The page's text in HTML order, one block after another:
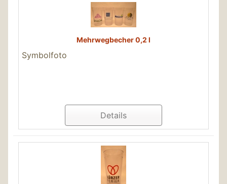
Mehrwegbecher 0,2 l
Symbolfoto
Details